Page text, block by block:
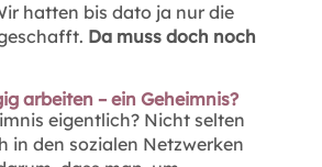
hatten bis dato ja nur die
Da muss doch noch
arbeiten – ein Geheimnis?
eigentlich? Nicht selten
in den sozialen Netzwerken